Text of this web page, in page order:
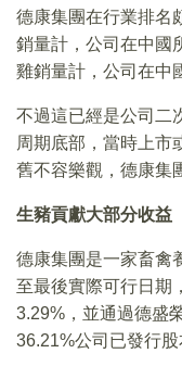
德康集團在行業排名
銷量計，公司在中國
雞銷量計，公司在中
不過這已經是公司二
周期底部，當時上市
舊不容樂觀，德康集
生豬貢獻大部分收益
德康集團是一家畜禽
至最後實際可行日期
3.29%，並通過德盛
36.21%公司已發行股